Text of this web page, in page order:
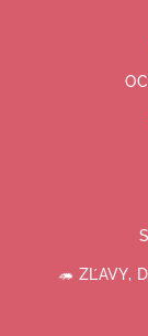
🦔 ZĽAVY,